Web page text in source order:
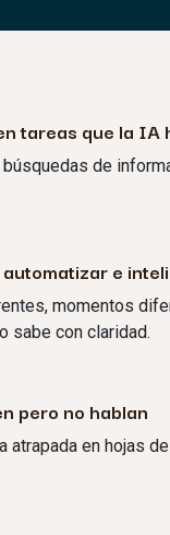
tareas que la IA
de
e
momentos
sabe con claridad.
pero no hablan
atrapada en hojas